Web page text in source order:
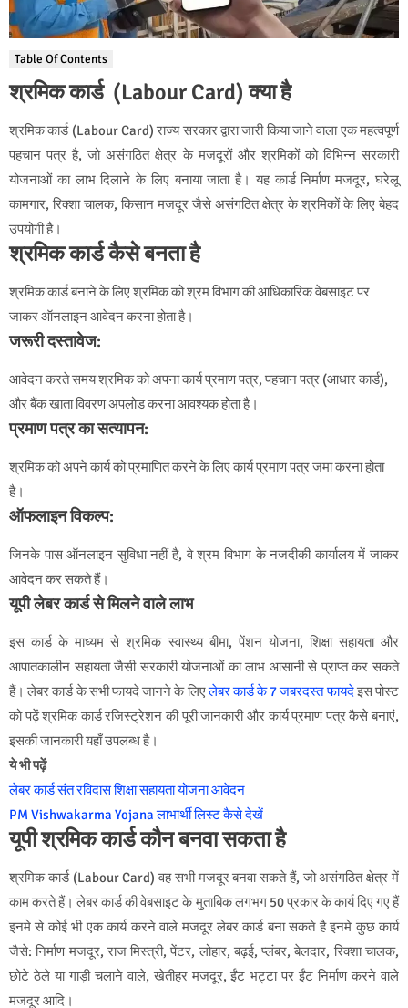
Table Of Contents
श्रमिक कार्ड (Labour Card)क्या है
श्रमिक कार्ड (Labour Card) राज्य सरकार द्वारा जारी किया जाने वाला एक महत्वपूर्ण
पहचान पत्र है, जो असंगठित क्षेत्र के मजदूरों और श्रमिकों को विभिन्न सरकारी
योजनाओं का लाभ दिलाने के लिए बनाया जाता है। यह कार्ड निर्माण मजदूर, घरेलू
कामगार, रिक्शा चालक, किसान मजदूर जैसे असंगठित क्षेत्र के श्रमिकों के लिए बेहद
उपयोगी है।
श्रमिक कार्ड कैसे बनता है
श्रमिक कार्ड बनाने के लिए श्रमिक को श्रम विभाग की आधिकारिक वेबसाइट पर
जाकर ऑनलाइन आवेदन करना होता है।
जरूरी दस्तावेज:
आवेदन करते समय श्रमिक को अपना कार्य प्रमाण पत्र, पहचान पत्र (आधार कार्ड),
और बैंक खाता विवरण अपलोड करना आवश्यक होता है।
प्रमाण पत्र का सत्यापन:
श्रमिक को अपने कार्य को प्रमाणित करने के लिए कार्य प्रमाण पत्र जमा करना होता
है।
ऑफलाइन विकल्प:
जिनके पास ऑनलाइन सुविधा नहीं है, वे श्रम विभाग के नजदीकी कार्यालय में जाकर
आवेदन कर सकते हैं।
यूपी लेबर कार्ड से मिलने वाले लाभ
इस कार्ड के माध्यम से श्रमिक स्वास्थ्य बीमा, पेंशन योजना, शिक्षा सहायता और
आपातकालीन सहायता जैसी सरकारी योजनाओं का लाभ आसानी से प्राप्त कर सकते
हैं। लेबर कार्ड के सभी फायदे जानने के लिएलेबर कार्ड के 7 जबरदस्त फायदेइस पोस्ट
को पढ़ें श्रमिक कार्ड रजिस्ट्रेशन की पूरी जानकारी और कार्य प्रमाण पत्र कैसे बनाएं,
इसकी जानकारी यहाँ उपलब्ध है।
ये भी पढ़ें
लेबर कार्ड संत रविदास शिक्षा सहायता योजना आवेदन
PM Vishwakarma Yojana लाभार्थी लिस्ट कैसे देखें
यूपी श्रमिक कार्ड कौन बनवा सकता है
श्रमिक कार्ड (Labour Card) वह सभी मजदूर बनवा सकते हैं, जो असंगठित क्षेत्र में
काम करते हैं। लेबर कार्ड की वेबसाइट के मुताबिक लगभग 50 प्रकार के कार्य दिए गए हैं
इनमे से कोई भी एक कार्य करने वाले मजदूर लेबर कार्ड बना सकते है इनमे कुछ कार्य
जैसे: निर्माण मजदूर, राज मिस्त्री, पेंटर, लोहार, बढ़ई, प्लंबर, बेलदार, रिक्शा चालक,
छोटे ठेले या गाड़ी चलाने वाले, खेतीहर मजदूर, ईंट भट्टा पर ईंट निर्माण करने वाले
मजदूर आदि।